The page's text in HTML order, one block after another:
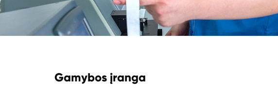
Gamybos įranga